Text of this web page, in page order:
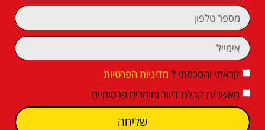
קראתי והסכמתי ל מדיניות הפרטיות
מאשר/ת קבלת דיוור וחומרים פרסומיים
שליחה